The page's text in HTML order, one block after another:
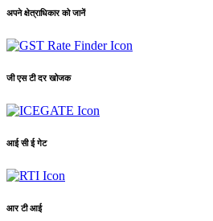
अपने क्षेत्राधिकार को जानें
जी एस टी दर खोजक
आई सी ई गेट
आर टी आई